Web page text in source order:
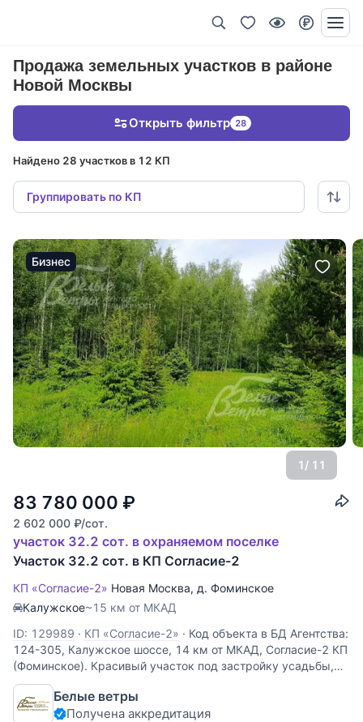
Продажа земельных участков в районе
Новой Москвы
Найдено 28 участков в 12 КП
Группировать по КП
Открыть фильтр 28
Бизнес
1/ 11
83 780 000 ₽
2 602 000 ₽/сот.
участок 32.2 сот. в охраняемом поселке
Участок 32.2 сот. в КП Согласие-2
КП «Согласие-2» Новая Москва, д. Фоминское
Калужское~15 км от МКАД
ID: 129989 · КП «Согласие-2» · Код объекта в БД Агентства:
124-305, Калужское шоссе, 14 км от МКАД, Согласие-2 КП
(Фоминское). Красивый участок под застройку усадьбы,
резиденции. Участок граничит с лесным массивом, на
большей части участка - смешанный лес (сосны, ели
Белые ветры
Получена аккредитация